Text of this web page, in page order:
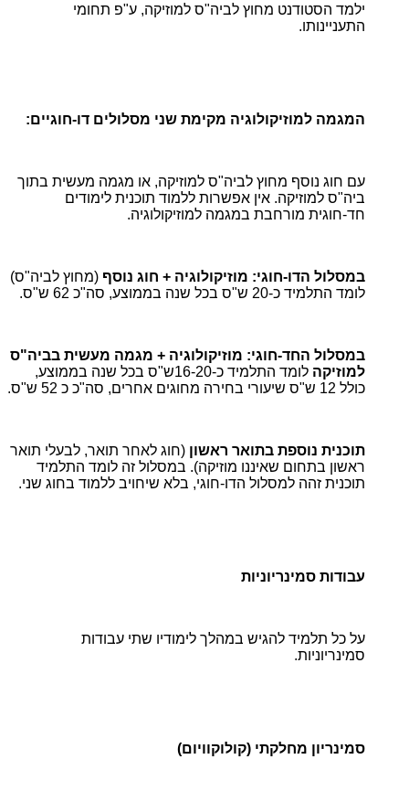
ילמד הסטודנט מחוץ לביה"ס למוזיקה, ע"פ תחומי
התעניינותו.
המגמה למוזיקולוגיה מקימת שני מסלולים דו-חוגיים:
עם חוג נוסף מחוץ לביה"ס למוזיקה, או מגמה מעשית בתוך
ביה"ס למוזיקה. אין אפשרות ללמוד תוכנית לימודים
חד-חוגית מורחבת במגמה למוזיקולוגיה.
במסלול הדו-חוגי: מוזיקולוגיה + חוג נוסף (מחוץ לביה"ס)
לומד התלמיד כ-20 ש"ס בכל שנה בממוצע, סה"כ 62 ש"ס.
במסלול החד-חוגי: מוזיקולוגיה + מגמה מעשית בביה"ס
למוזיקה
לומד התלמיד כ-16-20ש"ס בכל שנה בממוצע,
כולל 12 ש"ס שיעורי בחירה מחוגים אחרים, סה"כ כ 52 ש"ס.
תוכנית נוספת בתואר ראשון (חוג לאחר תואר, לבעלי תואר
ראשון בתחום שאיננו מוזיקה). במסלול זה לומד התלמיד
תוכנית זהה למסלול הדו-חוגי, בלא שיחויב ללמוד בחוג שני.
עבודות סמינריוניות
על כל תלמיד להגיש במהלך לימודיו שתי עבודות
סמינריוניות.
סמינריון מחלקתי (קולוקוויום)